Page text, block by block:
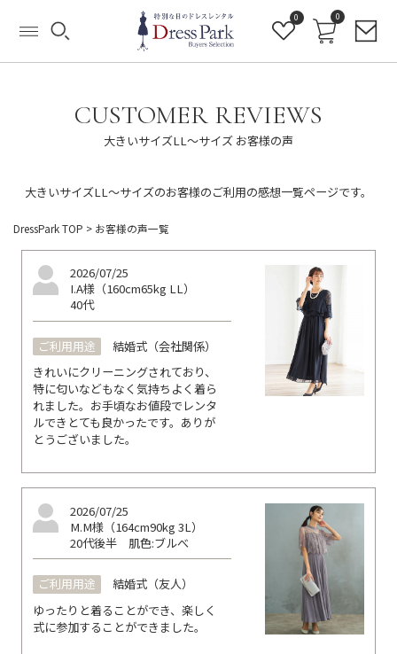
0 0
CUSTOMER REVIEWS
大きいサイズLL～サイズ お客様の声
大きいサイズLL～サイズのお客様のご利用の感想一覧ページです。
DressPark TOP > お客様の声一覧
2026/07/25
I.A様（160cm65kg LL）
40代
ご利用用途
結婚式（会社関係）
きれいにクリーニングされており、
特に匂いなどもなく気持ちよく着ら
れました。お手頃なお値段でレンタ
ルできとても良かったです。ありが
とうございました。
2026/07/25
M.M様（164cm90kg 3L）
20代後半 肌色:ブルべ
ご利用用途
結婚式（友人）
ゆったりと着ることができ、楽しく
式に参加することができました。